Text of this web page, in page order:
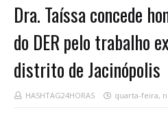
Dra. Taíssa concede
do DER pelo trabalho
distrito de Jacinópolis
HASHTAG24HORAS quarta-feira,